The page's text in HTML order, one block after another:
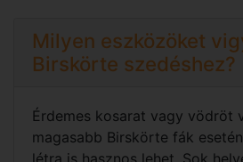
Milyen eszközöket
Birskörte szedéshez?
Érdemes kosarat vagy vödröt
magasabb Birskörte fák